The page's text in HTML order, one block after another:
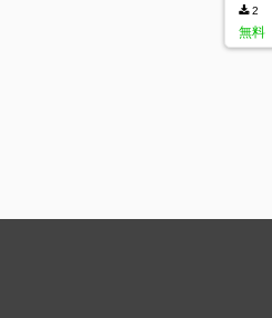
2
無料